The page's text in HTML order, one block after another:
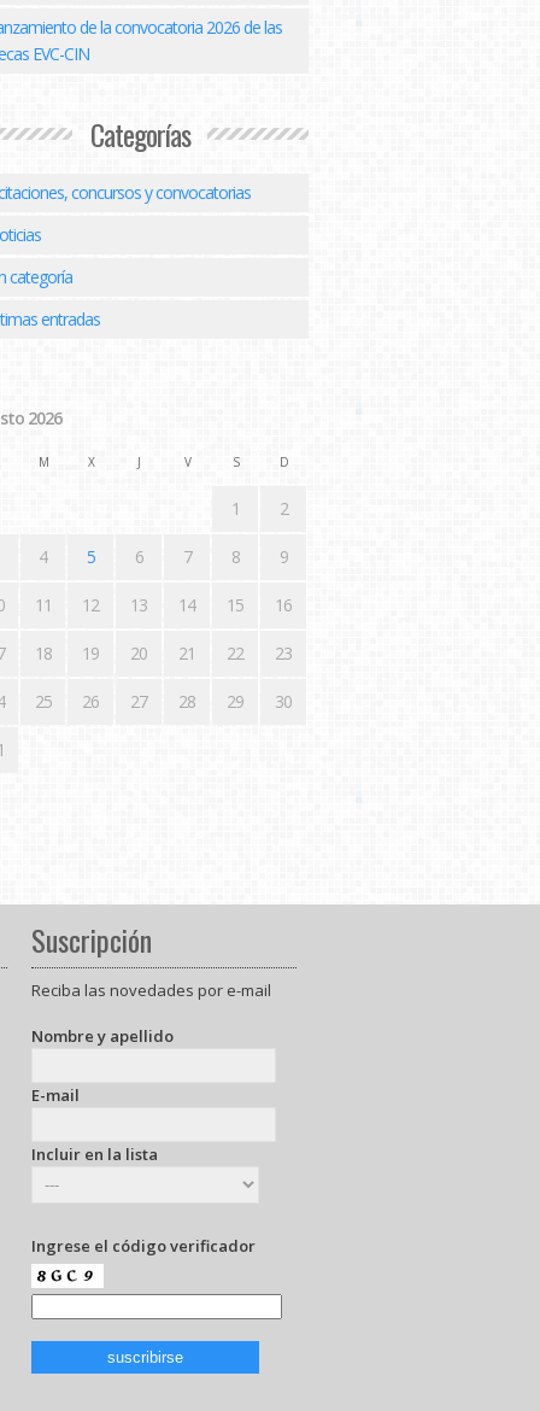
de la convocatoria 2026 de las
EVC-CIN
Categorías
concursos y convocatorias
categoría
entradas
2026
M X J V S D
1 2
4 5 6 7 8 9
11 12 13 14 15 16
18 19 20 21 22 23
25 26 27 28 29 30
Suscripción
Reciba las novedades por e-mail
Nombre y apellido
E-mail
Incluir en la lista
Ingrese el código verificador